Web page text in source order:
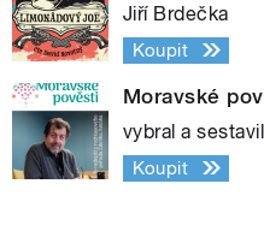
Jiří Brdečka
Koupit
Moravské
vybral a
Koupit